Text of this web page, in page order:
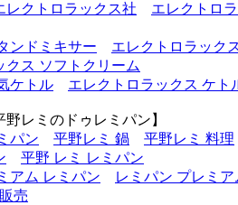
レクトロラックス社
エレクトロ
ンドミキサー
エレクトロラック
クス ソフトクリーム
ケトル
エレクトロラックス ケト
レミのドゥレミパン】
パン 平野レミ 鍋
平野レミ 料理
平野 レミ レミパン
アム レミパン
レミパン プレミア
売